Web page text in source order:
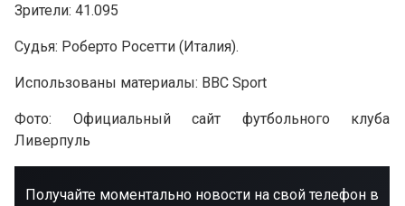
Зрители: 41.095
Судья: Роберто Росетти (Италия).
Использованы материалы: BBC Sport
Фото: Официальный сайт футбольного клуба
Ливерпуль
Получайте моментально новости на свой телефон в